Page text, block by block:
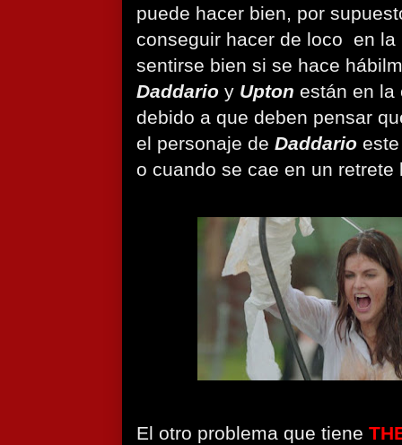
puede hacer bien, por
conseguir hacer de loco en
sentirse bien si se hace
Daddario y Upton están en la
debido a que deben pensar
el personaje de Daddario
o cuando se cae en un retrete
El otro problema que tiene